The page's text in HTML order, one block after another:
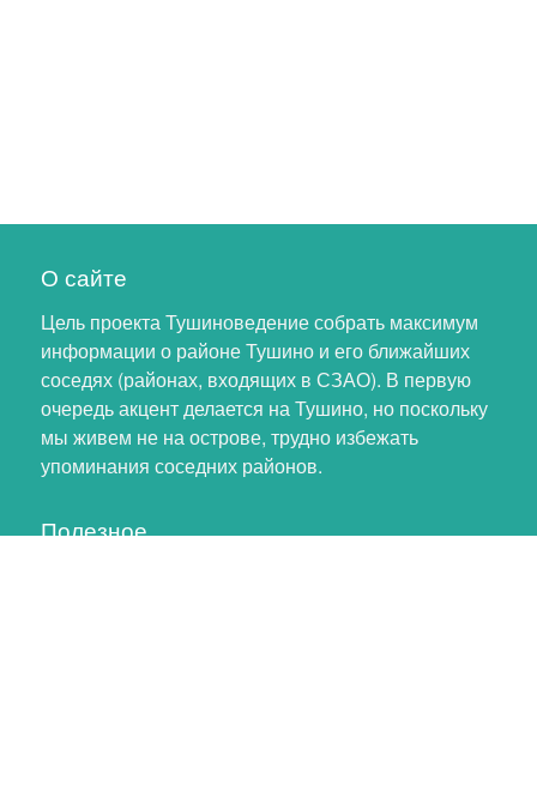
О сайте
Цель проекта Тушиноведение собрать максимум
информации о районе Тушино и его ближайших
соседях (районах, входящих в СЗАО). В первую
очередь акцент делается на Тушино, но поскольку
мы живем не на острове, трудно избежать
упоминания соседних районов.
Полезное